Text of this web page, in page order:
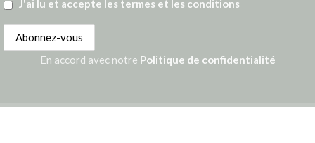
J'ai lu et accepte les termes et les conditions
En accord avec notre Politique de confidentialité